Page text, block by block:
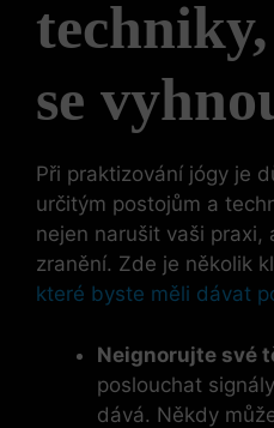
se
Při praktizování jógy je
určitým postojům a
nejen narušit vaši praxi,
zranění. Zde je několik
které byste měli dávat
Neignorujte své
poslouchat
dává. Někdy